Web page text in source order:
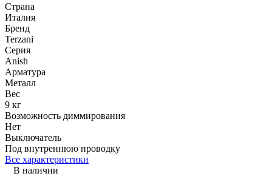
Страна
Италия
Бренд
Terzani
Серия
Anish
Арматура
Металл
Вес
9 кг
Возможность диммирования
Нет
Выключатель
Под внутреннюю проводку
Все характеристики
В наличии